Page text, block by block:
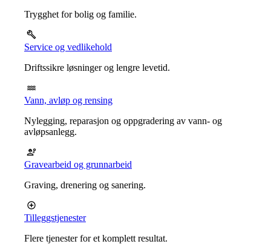
Trygghet for bolig og familie.
Service og vedlikehold
Driftssikre løsninger og lengre levetid.
Vann, avløp og rensing
Nylegging, reparasjon og oppgradering av vann- og
avløpsanlegg.
Gravearbeid og grunnarbeid
Graving, drenering og sanering.
Tilleggstjenester
Flere tjenester for et komplett resultat.